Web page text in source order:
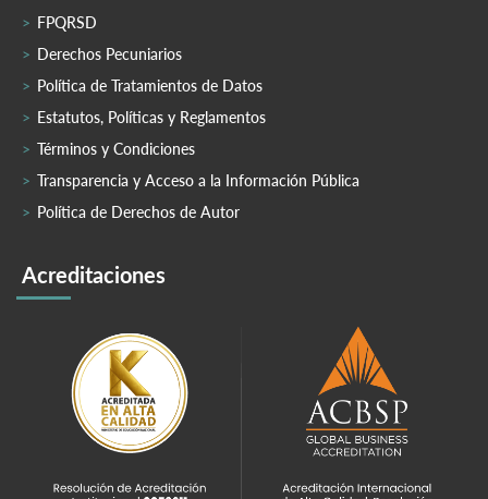
FPQRSD
Derechos Pecuniarios
Política de Tratamientos de Datos
Estatutos, Políticas y Reglamentos
Términos y Condiciones
Transparencia y Acceso a la Información Pública
Política de Derechos de Autor
Acreditaciones